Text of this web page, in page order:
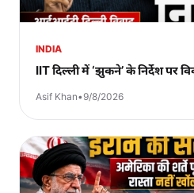
INDIA
IIT दिल्ली में ‘झुकने’ के निर्देश पर
Asif Khan•9/8/2026